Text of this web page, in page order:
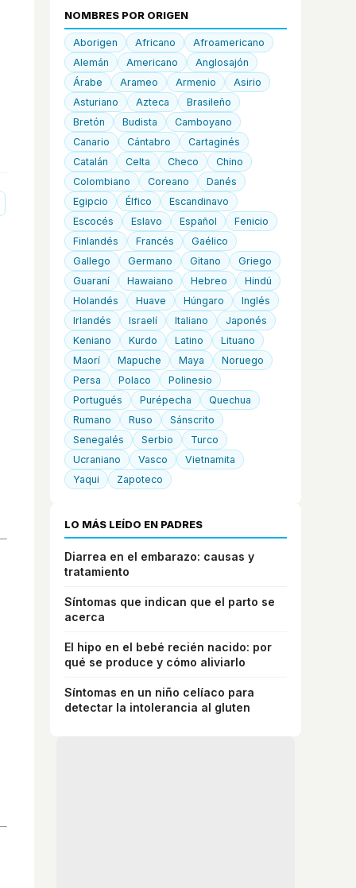
NOMBRES POR ORIGEN
Aborigen Africano
Afroamericano
Alemán
Americano
Anglosajón
Árabe
Arameo Armenio
Asirio
Asturiano
Azteca
Brasileño
Bretón
Budista
Camboyano
Canario
Cántabro
Cartaginés
Catalán
Celta Checo
Chino
Colombiano
Coreano
Danés
Egipcio
Élfico
Escandinavo
Escocés
Eslavo Español
Fenicio
Finlandés
Francés
Gaélico
Gallego
Germano Gitano
Griego
Guaraní
Hawaiano Hebreo
Hindú
Holandés
Huave Húngaro
Inglés
Irlandés
Israelí Italiano
Japonés
Keniano
Kurdo Latino
Lituano
Maorí
Mapuche Maya
Noruego
Persa
Polaco
Polinesio
Portugués
Purépecha
Quechua
Rumano
Ruso
Sánscrito
Senegalés
Serbio
Turco
Ucraniano
Vasco
Vietnamita
Yaqui
Zapoteco
LO MÁS LEÍDO EN PADRES
Diarrea en el embarazo: causas y
tratamiento
Síntomas que indican que el parto se
acerca
El hipo en el bebé recién nacido: por
qué se produce y cómo aliviarlo
Síntomas en un niño celíaco para
detectar la intolerancia al gluten